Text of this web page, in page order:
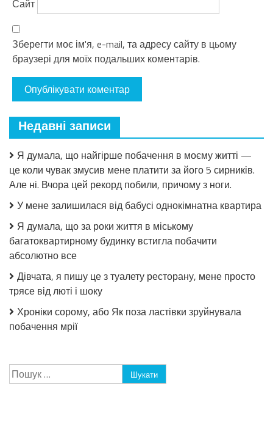
Сайт
Зберегти моє ім'я, e-mail, та адресу сайту в цьому
браузері для моїх подальших коментарів.
Недавні записи
Я думала, що найгірше побачення в моєму житті —
це коли чувак змусив мене платити за його 5 сирників.
Але ні. Вчора цей рекорд побили, причому з ноги.
У мене залишилася від бабусі однокімнатна квартира
Я думала, що за роки життя в міському
багатоквартирному будинку встигла побачити
абсолютно все
Дівчата, я пишу це з туалету ресторану, мене просто
трясе від люті і шоку
Хроніки сорому, або Як поза ластівки зруйнувала
побачення мрії
Пошук: